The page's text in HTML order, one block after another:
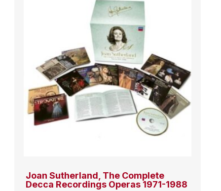
Joan Sutherland, The Complete
Decca Recordings Operas 1971-1988